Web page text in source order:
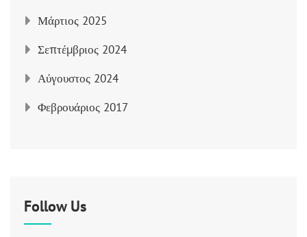
Μάρτιος 2025
Σεπτέμβριος 2024
Αύγουστος 2024
Φεβρουάριος 2017
Follow Us